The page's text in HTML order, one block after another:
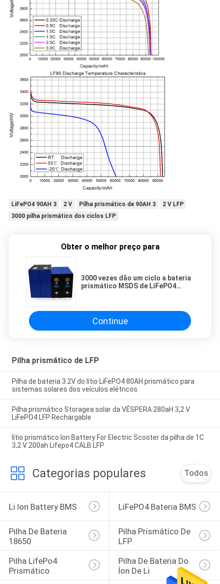
LiFePO4 90AH 3 2 V Pilha prismático de 90AH 3
2 V LFP
3000 pilha prismático dos ciclos LFP
Obter o melhor preço para
3000 vezes dão um ciclo a bateria
prismático MSDS de LiFePO4
Continue
Pilha prismático de LFP
Pilha de bateria 3.2V do lítio LiFePO4 80AH prismático para
sistemas solares dos veículos elétricos
Pilha prismático Storagea solar da VÉSPERA 280aH 3,2 V
LiFePO4 LFP Rechargable
lítio prismático Ion Battery For Electric Scooter da pilha de 1C
3,2 V 200ah Lifepo4 CALB LFP
Categorias populares Todos
Li Ion Battery BMS LiFePO4 Bateria BMS
Pilha De Bateria
18650
Pilha Prismático De
LFP
Pilha LifePo4
Prismático
Pilha De Bateria Do
Íon De Li